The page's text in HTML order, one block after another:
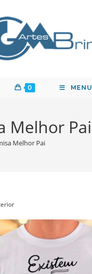
0 MENU
Melhor Pai
Melhor Pai